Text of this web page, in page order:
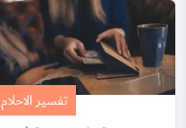
تفسير الاحلام